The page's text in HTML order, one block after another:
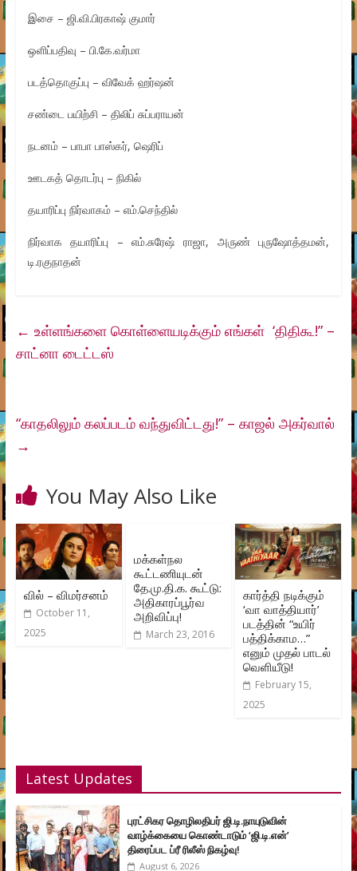
இசை – ஜி.வி.பிரகாஷ் குமார்
ஒளிப்பதிவு – பி.கே.வர்மா
படத்தொகுப்பு – விவேக் ஹர்ஷன்
சண்டை பயிற்சி – திலிப் சுப்பராயன்
நடனம் – பாபா பாஸ்கர், ஷெரிப்
ஊடகத் தொடர்பு – நிகில்
தயாரிப்பு நிர்வாகம் – எம்.செந்தில்
நிர்வாக தயாரிப்பு – எம்.சுரேஷ் ராஜா, அருண் புருஷோத்தமன்,
டி.ரகுநாதன்
← உள்ளங்களை கொள்ளையடிக்கும் எங்கள் ‘திதிகூ!” –
சாட்னா டைட்டஸ்
“காதலிலும் கலப்படம் வந்துவிட்டது!” – காஜல் அகர்வால்
→
You May Also Like
வில் – விமர்சனம்
October 11,
2025
மக்கள்நல
கூட்டணியுடன்
தே.மு.தி.க. கூட்டு:
அதிகாரப்பூர்வ
அறிவிப்பு!
March 23, 2016
கார்த்தி நடிக்கும்
‘வா வாத்தியார்’
படத்தின் “உயிர்
பத்திக்காம…”
எனும் முதல் பாடல்
வெளியீடு!
February 15,
2025
Latest Updates
புரட்சிகர தொழிலதிபர் ஜி.டி.நாயுடுவின்
வாழ்க்கையை கொண்டாடும் ‘ஜி.டி.என்’
திரைப்பட ப்ரீ ரிலீஸ் நிகழ்வு!
August 6, 2026